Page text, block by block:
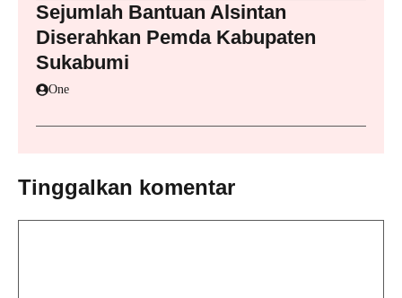
Sejumlah Bantuan Alsintan
Diserahkan Pemda Kabupaten
Sukabumi
One
Tinggalkan komentar